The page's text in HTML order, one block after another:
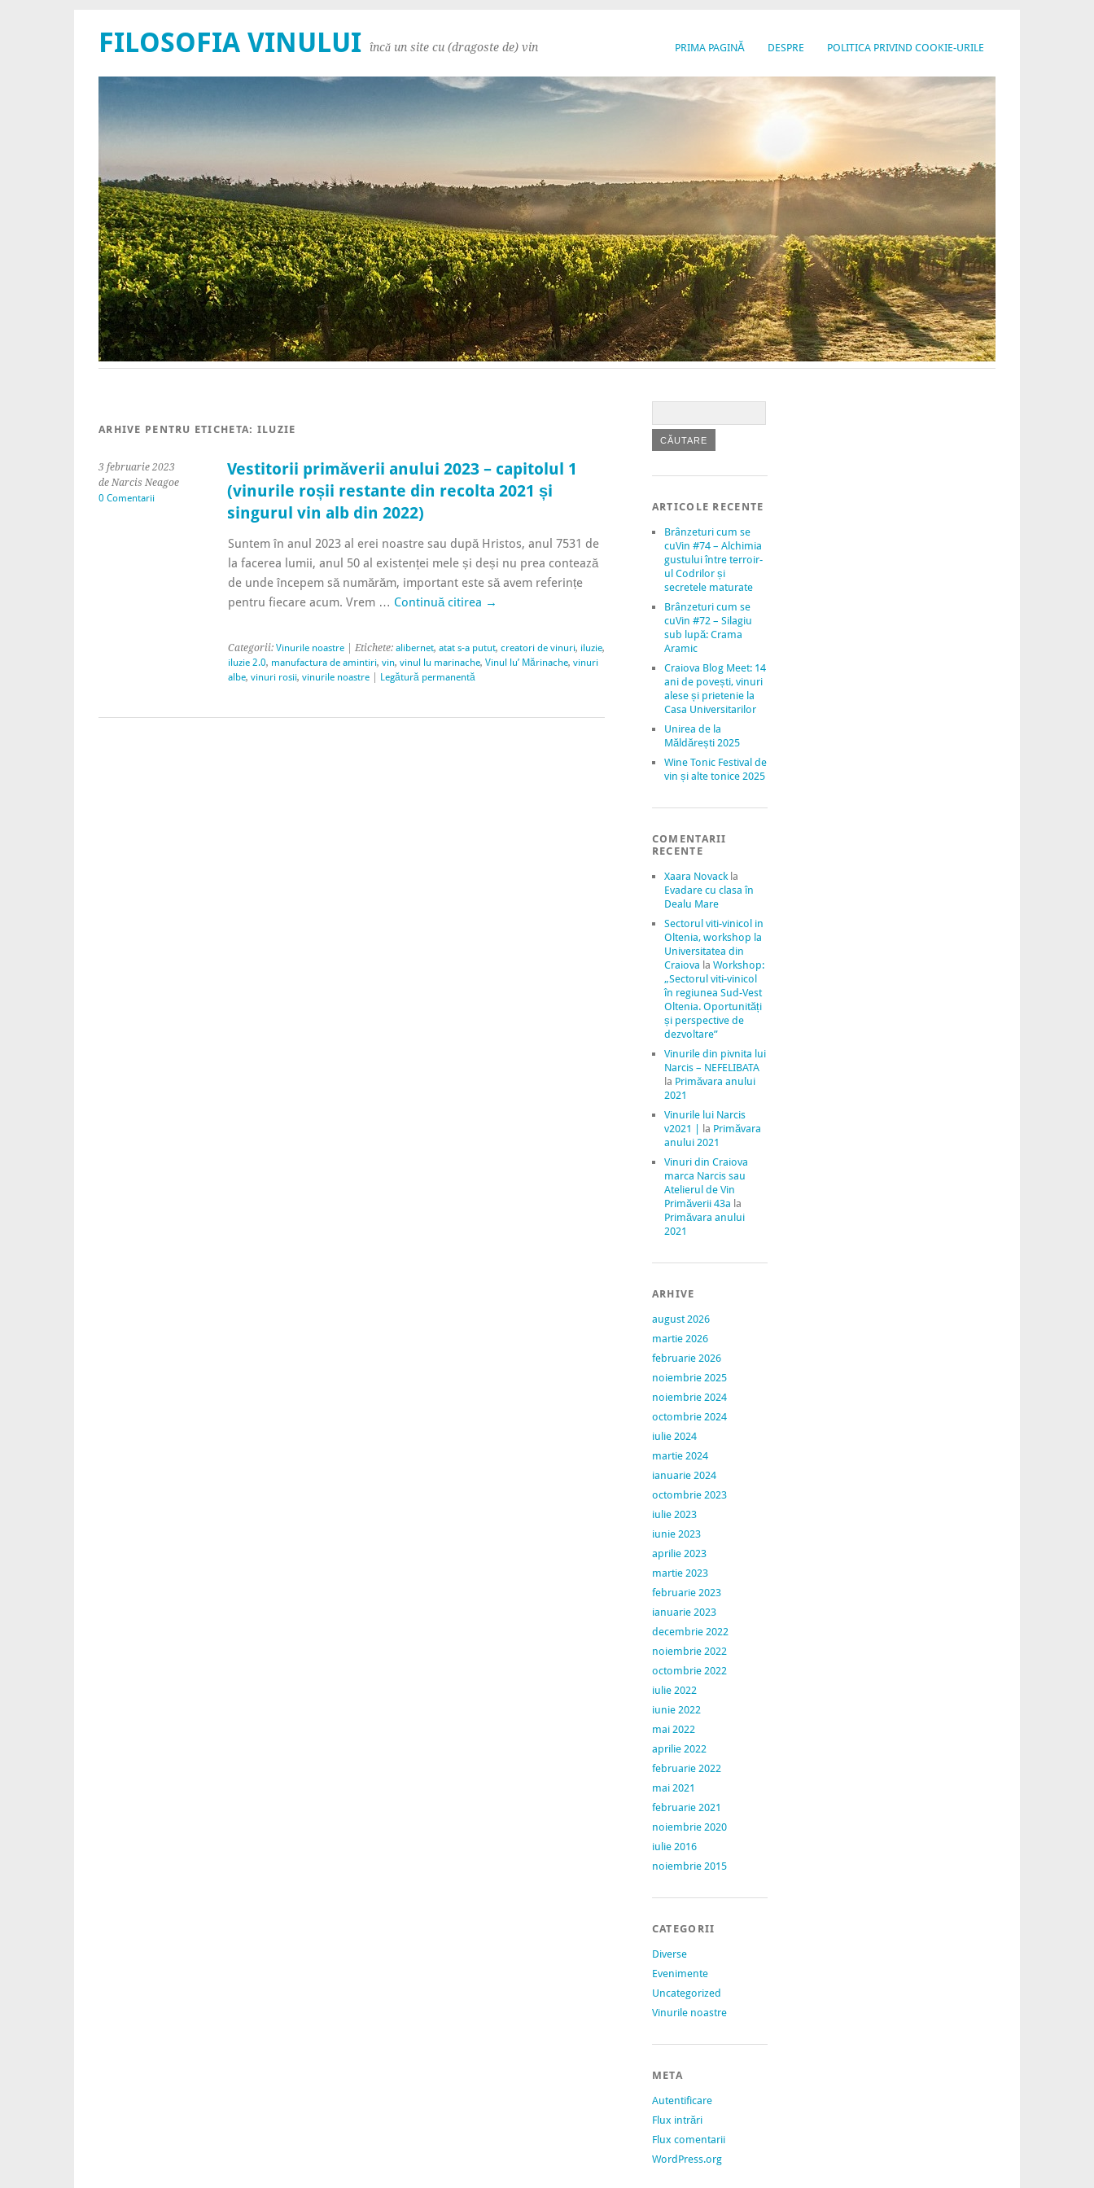
PRIMA PAGINĂ DESPRE POLITICA PRIVIND COOKIE-URILE
FILOSOFIA VINULUI încă un site cu (dragoste de) vin
ARHIVE PENTRU ETICHETA: ILUZIE
3 februarie 2023
de Narcis Neagoe
0 Comentarii
Vestitorii primăverii anului 2023 – capitolul 1
(vinurile roșii restante din recolta 2021 și
singurul vin alb din 2022)
Suntem în anul 2023 al erei noastre sau după Hristos, anul 7531 de
la facerea lumii, anul 50 al existenței mele și deși nu prea contează
de unde începem să numărăm, important este să avem referințe
pentru fiecare acum. Vrem … Continuă citirea →
Categorii: Vinurile noastre| Etichete: alibernet, atat s-a putut, creatori de vinuri, iluzie,
iluzie 2.0, manufactura de amintiri, vin, vinul lu marinache, Vinul lu’ Mărinache, vinuri
albe, vinuri rosii, vinurile noastre| Legătură permanentă
ARTICOLE RECENTE
Brânzeturi cum se
cuVin #74 – Alchimia
gustului între terroir-
ul Codrilor și
secretele maturate
Brânzeturi cum se
cuVin #72 – Silagiu
sub lupă: Crama
Aramic
Craiova Blog Meet: 14
ani de povești, vinuri
alese și prietenie la
Casa Universitarilor
Unirea de la
Măldărești 2025
Wine Tonic Festival de
vin și alte tonice 2025
COMENTARII
RECENTE
Xaara Novackla
Evadare cu clasa în
Dealu Mare
Sectorul viti-vinicol in
Oltenia, workshop la
Universitatea din
Craiova la Workshop:
„Sectorul viti-vinicol
în regiunea Sud-Vest
Oltenia. Oportunități
și perspective de
dezvoltare”
Vinurile din pivnita lui
Narcis – NEFELIBATA
la Primăvara anului
2021
Vinurile lui Narcis
v2021 |
la Primăvara
anului 2021
Vinuri din Craiova
marca Narcis sau
Atelierul de Vin
Primăverii 43a la
Primăvara anului
2021
ARHIVE
august 2026
martie 2026
februarie 2026
noiembrie 2025
noiembrie 2024
octombrie 2024
iulie 2024
martie 2024
ianuarie 2024
octombrie 2023
iulie 2023
iunie 2023
aprilie 2023
martie 2023
februarie 2023
ianuarie 2023
decembrie 2022
noiembrie 2022
octombrie 2022
iulie 2022
iunie 2022
mai 2022
aprilie 2022
februarie 2022
mai 2021
februarie 2021
noiembrie 2020
iulie 2016
noiembrie 2015
CATEGORII
Diverse
Evenimente
Uncategorized
Vinurile noastre
META
Autentificare
Flux intrări
Flux comentarii
WordPress.org